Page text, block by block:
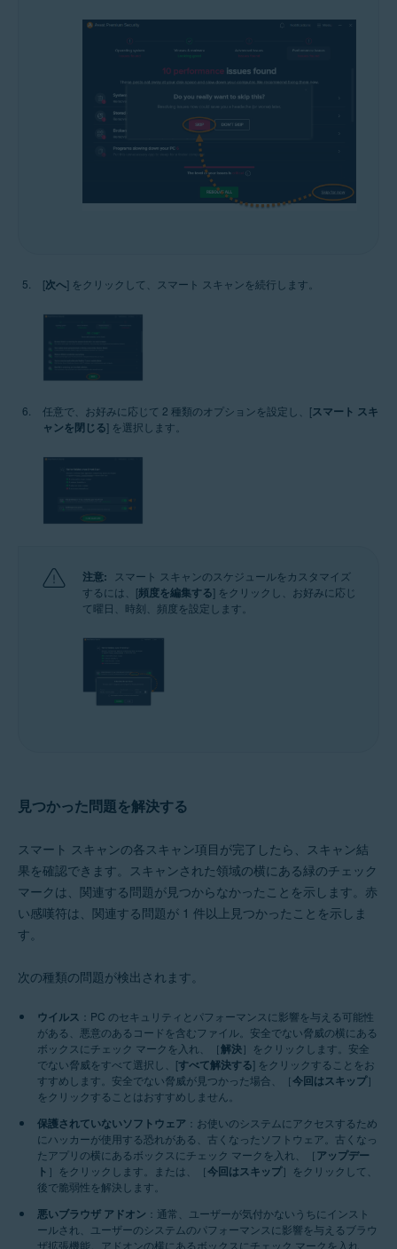
[次へ] をクリックして、スマート スキャンを続行します。
任意で、お好みに応じて 2 種類のオプションを設定し、[スマート スキ
ャンを閉じる] を選択します。
注意:
スマート スキャンのスケジュールをカスタマイズ
するには、[頻度を編集する] をクリックし、お好みに応じ
て曜日、時刻、頻度を設定します。
見つかった問題を解決する
スマート スキャンの各スキャン項目が完了したら、スキャン結
果を確認できます。スキャンされた領域の横にある緑のチェック
マークは、関連する問題が見つからなかったことを示します。赤
い感嘆符は、関連する問題が 1 件以上見つかったことを示しま
す。
次の種類の問題が検出されます。
ウイルス ：PC のセキュリティとパフォーマンスに影響を与える可能性
がある、悪意のあるコードを含むファイル。安全でない脅威の横にある
ボックスにチェック マークを入れ、［解決］をクリックします。安全
でない脅威をすべて選択し、[すべて解決する] をクリックすることをお
すすめします。安全でない脅威が見つかった場合、［ 今回はスキップ］
をクリックすることはおすすめしません。
保護されていないソフトウェア ：お使いのシステムにアクセスするため
にハッカーが使用する恐れがある、古くなったソフトウェア。古くなっ
たアプリの横にあるボックスにチェック マークを入れ、［ アップデー
ト ］をクリックします。または、［ 今回はスキップ］をクリックして、
後で脆弱性を解決します。
悪いブラウザ アドオン ：通常、ユーザーが気付かないうちにインスト
ールされ、ユーザーのシステムのパフォーマンスに影響を与えるブラウ
ザ拡張機能。アドオンの横にあるボックスにチェック マークを入れ、